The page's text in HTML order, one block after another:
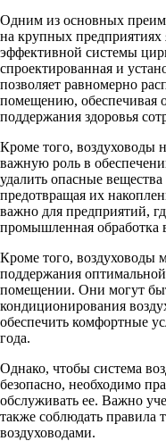
Одним из основных
на крупных предприятиях
эффективной системы
спроектированная и
позволяет равномерно
помещению, обеспечивая
поддержания здоровья
Кроме того, воздуховоды
важную роль в
удалить опасные
предотвращая их
важно для предприятий,
промышленная обработка
Кроме того, воздуховоды
поддержания
помещении. Они могут
кондиционирования
обеспечить комфортные
года.
Однако, чтобы система
безопасно, необходимо
обслуживать ее. Важно
также соблюдать правила
воздуховодами.